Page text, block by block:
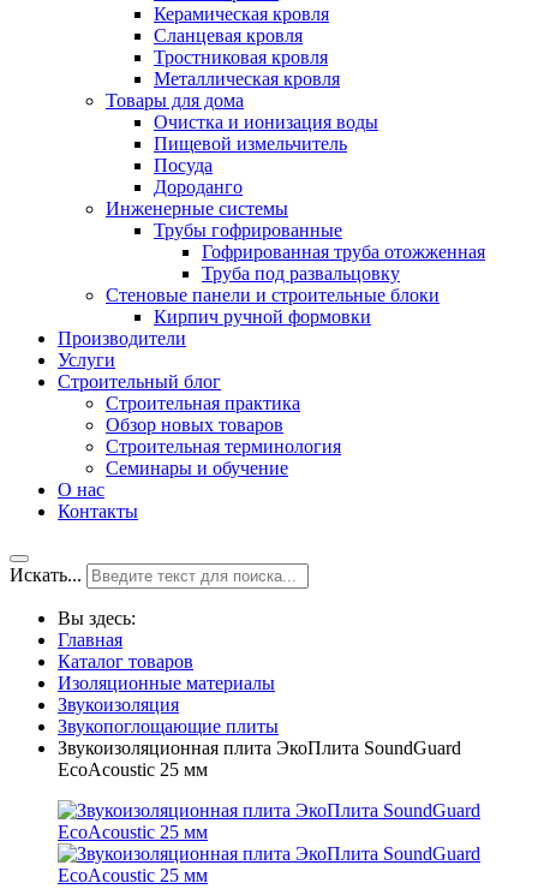
Керамическая кровля
Сланцевая кровля
Тростниковая кровля
Металлическая кровля
Товары для дома
Очистка и ионизация воды
Пищевой измельчитель
Посуда
Дороданго
Инженерные системы
Трубы гофрированные
Гофрированная труба отожженная
Труба под развальцовку
Стеновые панели и строительные блоки
Кирпич ручной формовки
Производители
Услуги
Строительный блог
Строительная практика
Обзор новых товаров
Строительная терминология
Семинары и обучение
О нас
Контакты
Искать...
Вы здесь:
Главная
Каталог товаров
Изоляционные материалы
Звукоизоляция
Звукопоглощающие плиты
Звукоизоляционная плита ЭкоПлита SoundGuard
EcoAcoustic 25 мм